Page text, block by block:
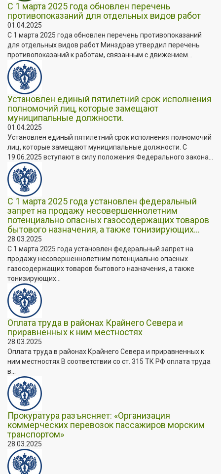
С 1 марта 2025 года обновлен перечень
противопоказаний для отдельных видов работ
01.04.2025
С 1 марта 2025 года обновлен перечень противопоказаний
для отдельных видов работ Минздрав утвердил перечень
противопоказаний к работам, связанным с движением...
Установлен единый пятилетний срок исполнения
полномочий лиц, которые замещают
муниципальные должности.
01.04.2025
Установлен единый пятилетний срок исполнения полномочий
лиц, которые замещают муниципальные должности. C
19.06.2025 вступают в силу положения Федерального закона...
С 1 марта 2025 года установлен федеральный
запрет на продажу несовершеннолетним
потенциально опасных газосодержащих товаров
бытового назначения, а также тонизирующих...
28.03.2025
С 1 марта 2025 года установлен федеральный запрет на
продажу несовершеннолетним потенциально опасных
газосодержащих товаров бытового назначения, а также
тонизирующих...
Оплата труда в районах Крайнего Севера и
приравненных к ним местностях
28.03.2025
Оплата труда в районах Крайнего Севера и приравненных к
ним местностях В соответствии со ст. 315 ТК РФ оплата труда
в...
Прокуратура разъясняет: «Организация
коммерческих перевозок пассажиров морским
транспортом»
28.03.2025